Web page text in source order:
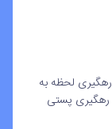
لحظه به
رهگیری پستی